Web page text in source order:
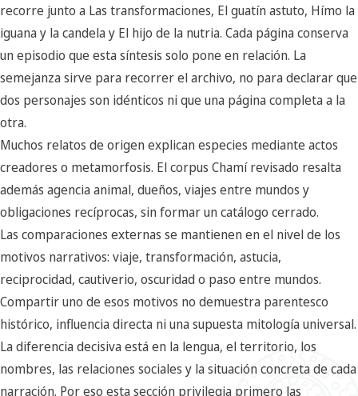
recorre junto a Las transformaciones, El guatín astuto, Hímo la
iguana y la candela y El hijo de la nutria. Cada página conserva
un episodio que esta síntesis solo pone en relación. La
semejanza sirve para recorrer el archivo, no para declarar que
dos personajes son idénticos ni que una página completa a la
otra.
Muchos relatos de origen explican especies mediante actos
creadores o metamorfosis. El corpus Chamí revisado resalta
además agencia animal, dueños, viajes entre mundos y
obligaciones recíprocas, sin formar un catálogo cerrado.
Las comparaciones externas se mantienen en el nivel de los
motivos narrativos: viaje, transformación, astucia,
reciprocidad, cautiverio, oscuridad o paso entre mundos.
Compartir uno de esos motivos no demuestra parentesco
histórico, influencia directa ni una supuesta mitología universal.
La diferencia decisiva está en la lengua, el territorio, los
nombres, las relaciones sociales y la situación concreta de cada
narración. Por eso esta sección privilegia primero las